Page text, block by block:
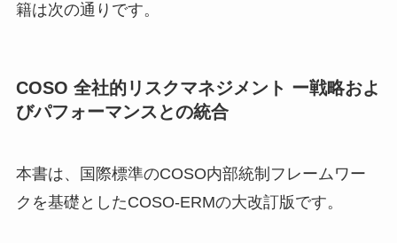
籍は次の通りです。
COSO 全社的リスクマネジメント ー戦略およ
びパフォーマンスとの統合
本書は、国際標準のCOSO内部統制フレームワー
クを基礎としたCOSO‐ERMの大改訂版です。